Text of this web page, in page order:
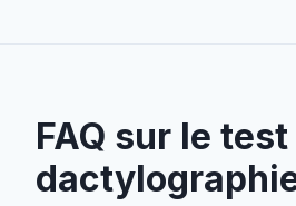
FAQ sur le